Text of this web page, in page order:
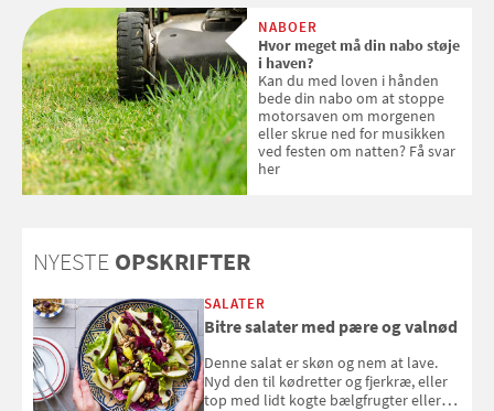
med SPF kan erstatte
solcreme, når man bevæger
sig ud i solen
NABOER
Hvor meget må din nabo støje
i haven?
Kan du med loven i hånden
bede din nabo om at stoppe
motorsaven om morgenen
eller skrue ned for musikken
ved festen om natten? Få svar
her
NYESTE OPSKRIFTER
SALATER
Bitre salater med pære og valnød
Denne salat er skøn og nem at lave.
Nyd den til kødretter og fjerkræ, eller
top med lidt kogte bælgfrugter eller